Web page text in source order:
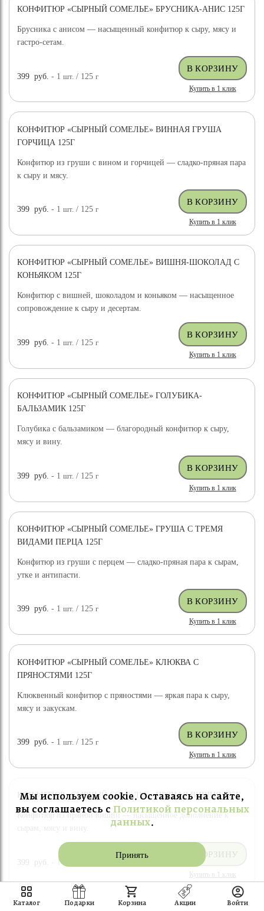
КОНФИТЮР «СЫРНЫЙ СОМЕЛЬЕ» БРУСНИКА-АНИС 125Г
Брусника с анисом — насыщенный конфитюр к сыру, мясу и
гастро-сетам.
399 руб. - 1шт. / 125г
Купить в 1 клик
КОНФИТЮР «СЫРНЫЙ СОМЕЛЬЕ» ВИННАЯ ГРУША
ГОРЧИЦА 125Г
Конфитюр из груши с вином и горчицей — сладко-пряная пара
к сыру и мясу.
399 руб. - 1шт. / 125г
Купить в 1 клик
КОНФИТЮР «СЫРНЫЙ СОМЕЛЬЕ» ВИШНЯ-ШОКОЛАД С
КОНЬЯКОМ 125Г
Конфитюр с вишней, шоколадом и коньяком — насыщенное
сопровождение к сыру и десертам.
399 руб. - 1шт. / 125г
Купить в 1 клик
КОНФИТЮР «СЫРНЫЙ СОМЕЛЬЕ» ГОЛУБИКА-
БАЛЬЗАМИК 125Г
Голубика с бальзамиком — благородный конфитюр к сыру,
мясу и вину.
399 руб. - 1шт. / 125г
Купить в 1 клик
КОНФИТЮР «СЫРНЫЙ СОМЕЛЬЕ» ГРУША С ТРЕМЯ
ВИДАМИ ПЕРЦА 125Г
Конфитюр из груши с перцем — сладко-пряная пара к сырам,
утке и антипасти.
399 руб. - 1шт. / 125г
Купить в 1 клик
КОНФИТЮР «СЫРНЫЙ СОМЕЛЬЕ» КЛЮКВА С
ПРЯНОСТЯМИ 125Г
Клюквенный конфитюр с пряностями — яркая пара к сыру,
мясу и закускам.
399 руб. - 1шт. / 125г
Купить в 1 клик
КОНФИТЮР «СЫРНЫЙ СОМЕЛЬЕ» ПРЯНАЯ ВИШНЯ 125Г
Конфитюр из пряной вишни — насыщенное дополнение к
399 руб. - 1
Купить в 1 клик
Мы используем cookie. Оставаясь на сайте,
вы соглашаетесь с Политикой персональных
данных.
Принять
Каталог Подарки Корзина Акции Войти